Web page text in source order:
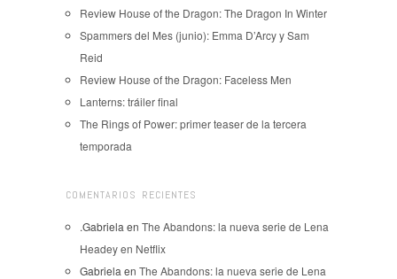
Review House of the Dragon: The Dragon In Winter
Spammers del Mes (junio): Emma D’Arcy y Sam
Reid
Review House of the Dragon: Faceless Men
Lanterns: tráiler final
The Rings of Power: primer teaser de la tercera
temporada
COMENTARIOS RECIENTES
.Gabriela en The Abandons: la nueva serie de Lena
Headey en Netflix
Gabriela en The Abandons: la nueva serie de Lena